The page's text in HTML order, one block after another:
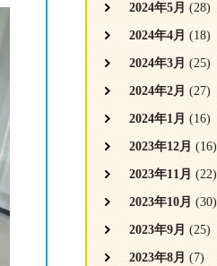
2024年5月 (28)
2024年4月 (18)
2024年3月 (25)
2024年2月 (27)
2024年1月 (16)
2023年12月 (16)
2023年11月 (22)
2023年10月 (30)
2023年9月 (25)
2023年8月 (7)